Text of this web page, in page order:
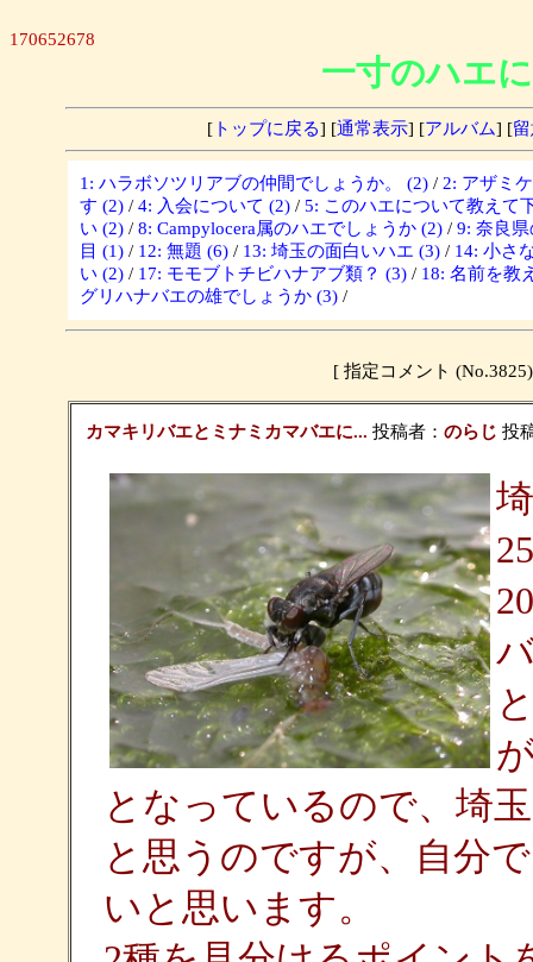
170652678
一寸のハエ
[トップに戻る] [通常表示] [アルバム] [
1: ハラボソツリアブの仲間でしょうか。 (2) / 2: アザミ
す (2) / 4: 入会について (2) / 5: このハエについて教えて
い (2) / 8: Campylocera属のハエでしょうか (2) / 9: 奈良
目 (1) / 12: 無題 (6) / 13: 埼玉の面白いハエ (3) / 14: 小さ
い (2) / 17: モモブトチビハナアブ類？ (3) / 18: 名前を教
グリハナバエの雄でしょうか (3) /
[ 指定コメント
カマキリバエとミナミカマバエに... 投稿者： のらじ 投
となっているので、埼
と思うのですが、自分
いと思います。